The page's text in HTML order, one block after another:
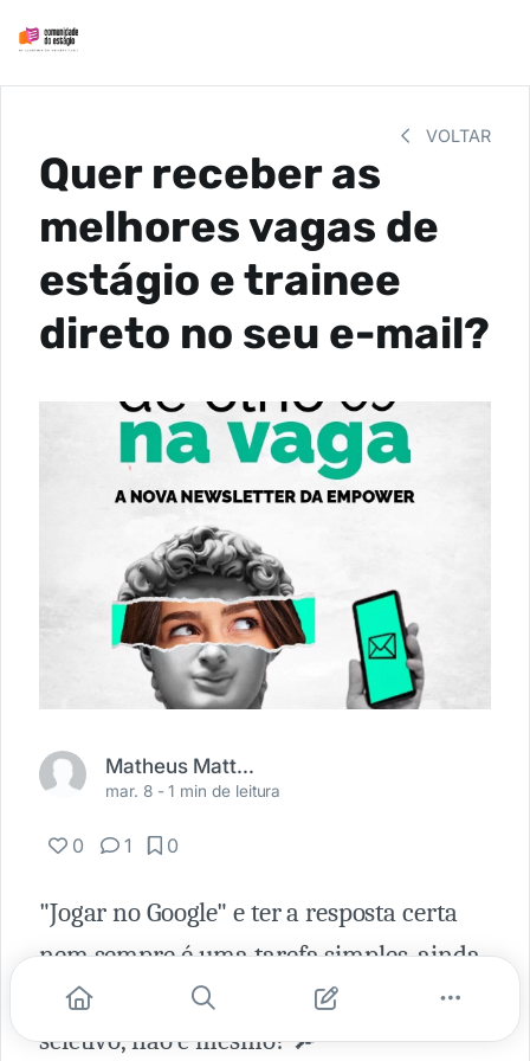
VOLTAR
Quer receber as
melhores vagas de
estágio e trainee
direto no seu e-mail?
Matheus Mattos Pinheiro
mar. 8 -1 min de leitura
0 1 0
"Jogar no Google" e ter a resposta certa
nem sempre é uma tarefa simples, ainda
mais quando o assunto é processo
seletivo, não é mesmo? 🔎